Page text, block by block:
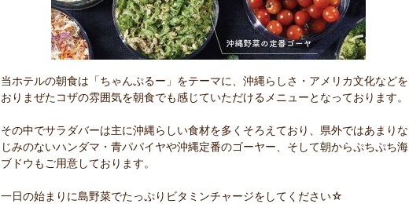
当ホテルの朝食は「ちゃんぷるー」をテーマに、沖縄らしさ・アメリカ文化などを
おりまぜたコザの雰囲気を朝食でも感じていただけるメニューとなっております。
その中でサラダバーは主に沖縄らしい食材を多くそろえており、県外ではあまりな
じみのないハンダマ・青パパイヤや沖縄定番のゴーヤー、そして朝からぷちぷち海
ブドウもご用意しております。
一日の始まりに島野菜でたっぷりビタミンチャージをしてください☆